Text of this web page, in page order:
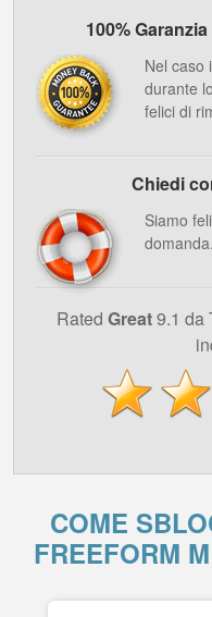
100%
Nel caso
durante
felici di
Chiedi
Siamo
domanda.
Rated Great9.1 da
COME
FREEFORM